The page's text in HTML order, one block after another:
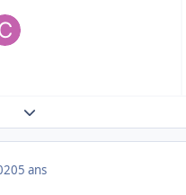
Expand topic overview
5 ans